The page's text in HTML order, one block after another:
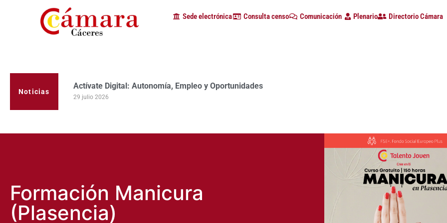
Sede electrónica Consulta censo Comunicación Plenario Directorio Cámara
La Cámara de Comercio de Cáceres clausura con alta participación de empresas en la primera edición
programa Apoyo al Tutor en la provincia
Formación Manicura